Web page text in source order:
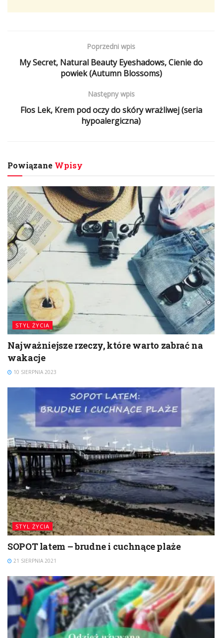
Poprzedni wpis
My Secret, Natural Beauty Eyeshadows, Cienie do
powiek (Autumn Blossoms)
Następny wpis
Flos Lek, Krem pod oczy do skóry wrażliwej (seria
hypoalergiczna)
Powiązane Wpisy
STYL ŻYCIA
Najważniejsze rzeczy, które warto zabrać na
wakacje
10 SIERPNIA 2023
STYL ŻYCIA
SOPOT latem – brudne i cuchnące plaże
21 SIERPNIA 2021